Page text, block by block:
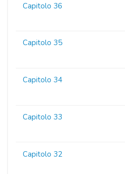
Capitolo 36
Capitolo 35
Capitolo 34
Capitolo 33
Capitolo 32